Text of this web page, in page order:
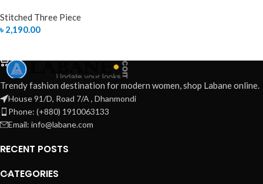
Stitched Three Piece
৳ 2,190.00
Trendy fashion destination for modern women, shop Labane online.
House 91/D, Road 7/A , Dhanmondi
Phone: (+880) 1910063133
Email: info@labane.com
RECENT POSTS
CATEGORIES